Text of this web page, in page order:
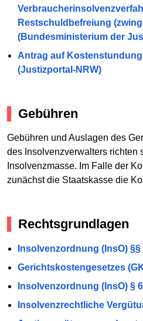
Restschuldbefreiung
(Bundesministerium der
Antrag auf
(Justizportal-NRW)
Gebühren
Gebühren und Auslagen des
des Insolvenzverwalters richten
Insolvenzmasse. Im Falle der
zunächst die Staatskasse die
Rechtsgrundlagen
Insolvenzordnung (InsO) §§
Gerichtskostengesetzes
Insolvenzordnung (InsO) §
Insolvenzrechtliche